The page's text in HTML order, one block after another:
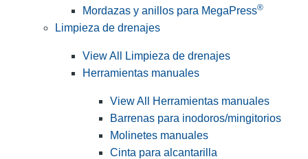
Mordazas y anillos para MegaPress®
Limpieza de drenajes
View All Limpieza de drenajes
Herramientas manuales
View All Herramientas manuales
Barrenas para inodoros/mingitorios
Molinetes manuales
Cinta para alcantarilla